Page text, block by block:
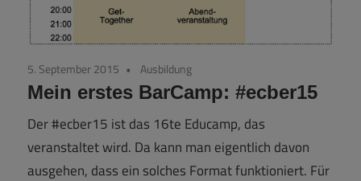
5. September 2015 Ausbildung
Mein erstes BarCamp: #ecber15
Der #ecber15 ist das 16te Educamp, das
veranstaltet wird. Da kann man eigentlich davon
ausgehen, dass ein solches Format funktioniert. Für